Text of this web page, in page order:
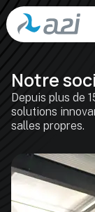
Aller
au
contenu
Notre
Depuis plus de
solutions
salles propres.